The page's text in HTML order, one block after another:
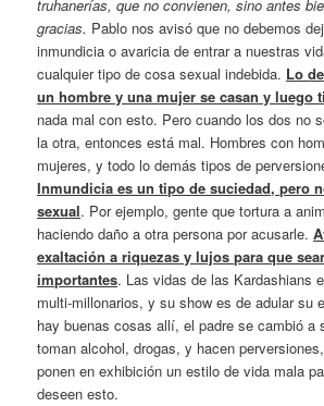
truhanerías, que no convienen, sino antes
gracias. Pablo nos avisó que no debemos
inmundicia o avaricia de entrar a nuestras
cualquier tipo de cosa sexual indebida. Lo
un hombre y una mujer se casan y luego
nada mal con esto. Pero cuando los dos no
la otra, entonces está mal. Hombres con
mujeres, y todo lo demás tipos de
Inmundicia es un tipo de suciedad, pero
sexual. Por ejemplo, gente que tortura a
haciendo daño a otra persona por acusarle.
exaltación a riquezas y lujos para que
importantes. Las vidas de las Kardashians
multi-millonarios, y su show es de adular su
hay buenas cosas allí, el padre se cambió a
toman alcohol, drogas, y hacen
ponen en exhibición un estilo de vida mala
deseen esto.